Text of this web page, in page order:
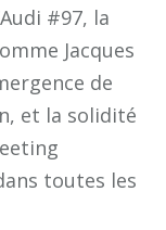
#97, la
Jacques
de
et la solidité
toutes les